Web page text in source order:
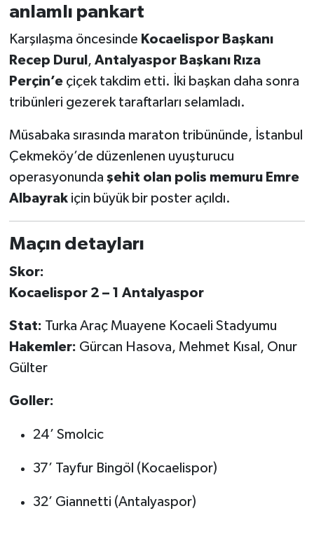
anlamlı pankart
Karşılaşma öncesinde Kocaelispor Başkanı
Recep Durul , Antalyaspor Başkanı Rıza
Perçin’eçiçek takdim etti. İki başkan daha sonra
tribünleri gezerek taraftarları selamladı.
Müsabaka sırasında maraton tribününde, İstanbul
Çekmeköy’de düzenlenen uyuşturucu
operasyonunda şehit olan polis memuru Emre
Albayrakiçin büyük bir poster açıldı.
Maçın detayları
Skor:
Kocaelispor 2 – 1 Antalyaspor
Stat: Turka Araç Muayene Kocaeli Stadyumu
Hakemler: Gürcan Hasova, Mehmet Kısal, Onur
Gülter
Goller:
24’ Smolcic
37’ Tayfur Bingöl (Kocaelispor)
32’ Giannetti (Antalyaspor)